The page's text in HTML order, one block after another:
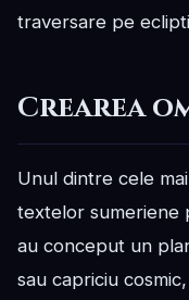
traversare pe
Crearea
Unul dintre cele
textelor sumeriene
au conceput un
sau capriciu